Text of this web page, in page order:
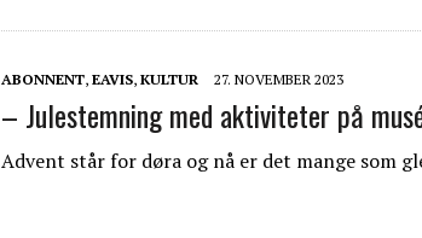
ABONNENT, EAVIS, KULTUR 27. NOVEMBER 2023
– Julestemning med aktiviteter på
Advent står for døra og nå er det mange som